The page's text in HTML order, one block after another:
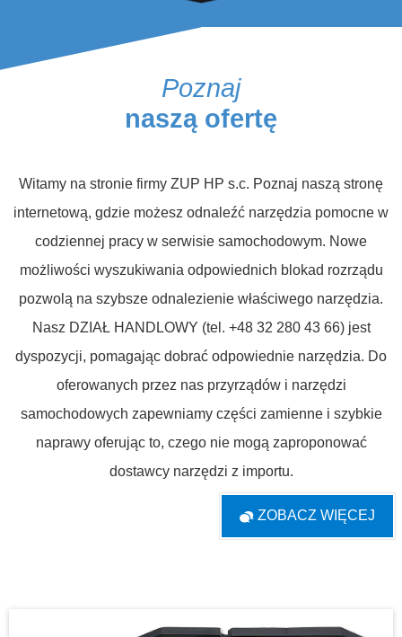
Poznaj
naszą ofertę
Witamy na stronie firmy ZUP HP s.c. Poznaj naszą stronę
internetową, gdzie możesz odnaleźć narzędzia pomocne w
codziennej pracy w serwisie samochodowym. Nowe
możliwości wyszukiwania odpowiednich blokad rozrządu
pozwolą na szybsze odnalezienie właściwego narzędzia.
Nasz DZIAŁ HANDLOWY (tel. +48 32 280 43 66) jest
dyspozycji, pomagając dobrać odpowiednie narzędzia. Do
oferowanych przez nas przyrządów i narzędzi
samochodowych zapewniamy części zamienne i szybkie
naprawy oferując to, czego nie mogą zaproponować
dostawcy narzędzi z importu.
ZOBACZ WIĘCEJ